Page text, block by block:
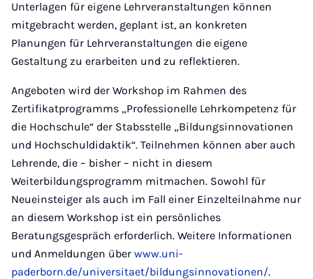
Unterlagen für eigene Lehrveranstaltungen können
mitgebracht werden, geplant ist, an konkreten
Planungen für Lehrveranstaltungen die eigene
Gestaltung zu erarbeiten und zu reflektieren.
Angeboten wird der Workshop im Rahmen des
Zertifikatprogramms „Professionelle Lehrkompetenz für
die Hochschule“ der Stabsstelle „Bildungsinnovationen
und Hochschuldidaktik“. Teilnehmen können aber auch
Lehrende, die – bisher – nicht in diesem
Weiterbildungsprogramm mitmachen. Sowohl für
Neueinsteiger als auch im Fall einer Einzelteilnahme nur
an diesem Workshop ist ein persönliches
Beratungsgespräch erforderlich. Weitere Informationen
und Anmeldungen über www.uni-
paderborn.de/universitaet/bildungsinnovationen/.